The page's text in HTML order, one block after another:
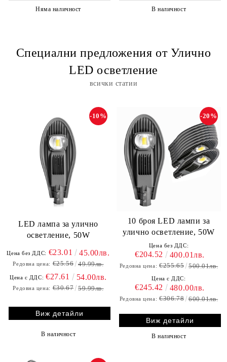
Няма наличност В наличност
Специални предложения от Улично
LED осветление
всички статии
LED лампа за улично
осветление, 50W
-10%
Цена без ДДС: €23.01 45.00лв.
Редовна цена: €25.56 49.99лв.
Цена с ДДС: €27.61 54.00лв.
Редовна цена: €30.67 59.99лв.
Виж детайли
В наличност
10 броя LED лампи за
улично осветление, 50W
-20%
Цена без ДДС:
€204.52 400.01лв.
Редовна цена: €255.65 500.01лв.
Цена с ДДС:
€245.42 480.00лв.
Редовна цена: €306.78 600.01лв.
Виж детайли
В наличност